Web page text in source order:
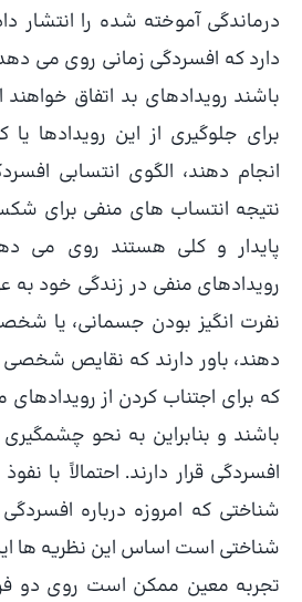
درماندگی آموخته شده را انتشار
دارد که افسردگی زمانی روی می دهد
باشند رویدادهای بد اتفاق خواهند
برای جلوگیری از این رویدادها یا
انجام دهند، الگوی انتسابی
نتیجه انتساب های منفی برای
پایدار و کلی هستند روی می
رویدادهای منفی در زندگی خود به
نفرت انگیز بودن جسمانی، یا
دهند، باور دارند که نقایص
که برای اجتناب کردن از رویدادهای
باشند و بنابراین به نحو
افسردگی قرار دارند. احتمالاً با
شناختی که امروزه درباره
شناختی است اساس این نظریه ها
تجربه معین ممکن است روی دو